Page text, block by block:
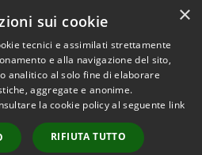
Copyright © 2026 • Comune di
Offida • Powered by
Municipium•
Accesso
×
sui cookie
tecnici e assimilati strettamente
e alla navigazione del sito,
analitico al solo fine di elaborare
aggregate e anonime.
la cookie policy al seguente link
RIFIUTA TUTTO